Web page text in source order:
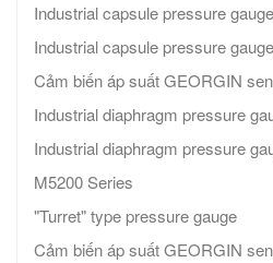
Industrial capsule pressure gauge
Industrial capsule pressure gauge
Cảm biến áp suất GEORGIN
Industrial diaphragm pressure
Industrial diaphragm pressure
M5200 Series
"Turret" type pressure gauge
Cảm biến áp suất GEORGIN